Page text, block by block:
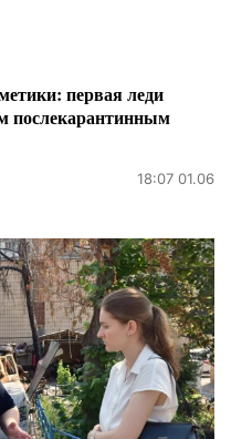
первая леди
послекарантинным
18:07 01.06